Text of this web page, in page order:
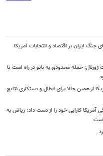
ایران بر اقتصاد و انتخابات آمریکا
حمله محدودی به ناتو در راه است تا
از همین حالا برای ابطال و دستکاری نتایج
کارایی خود را از دست داد؛ ریاض به
است